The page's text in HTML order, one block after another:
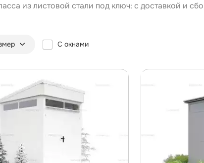
из листовой стали под ключ: с доставкой и
С окнами